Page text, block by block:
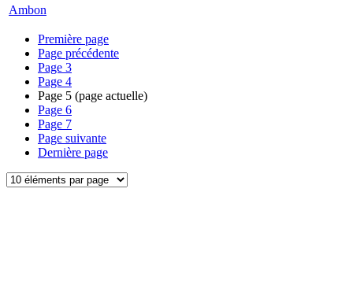
Ambon
Première page
Page précédente
Page 3
Page 4
Page 5 (page actuelle)
Page 6
Page 7
Page suivante
Dernière page